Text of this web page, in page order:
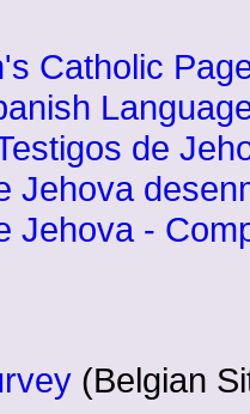
Catholic
de
Jehova
Jehova -
(Belgian